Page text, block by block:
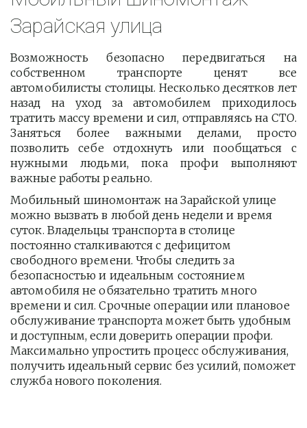
Зарайская улица
Возможность безопасно передвигаться на
собственном транспорте ценят все
автомобилисты столицы. Несколько десятков лет
назад на уход за автомобилем приходилось
тратить массу времени и сил, отправляясь на СТО.
Заняться более важными делами, просто
позволить себе отдохнуть или пообщаться с
нужными людьми, пока профи выполняют
важные работы реально.
Мобильный шиномонтаж на Зарайской улице
можно вызвать в любой день недели и время
суток. Владельцы транспорта в столице
постоянно сталкиваются с дефицитом
свободного времени. Чтобы следить за
безопасностью и идеальным состоянием
автомобиля не обязательно тратить много
времени и сил. Срочные операции или плановое
обслуживание транспорта может быть удобным
и доступным, если доверить операции профи.
Максимально упростить процесс обслуживания,
получить идеальный сервис без усилий, поможет
служба нового поколения.